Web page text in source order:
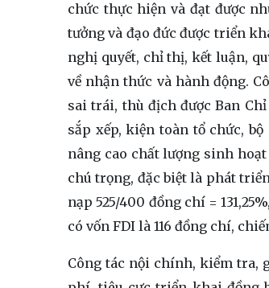
chức thực hiện và đạt được
tưởng và đạo đức được triển
nghị quyết, chỉ thị, kết luận,
về nhận thức và hành động.
sai trái, thù địch được Ban
sắp xếp, kiện toàn tổ chức,
nâng cao chất lượng sinh
chú trọng, đặc biệt là phát
nạp 525/400 đồng chí =
có vốn FDI là 116 đồng chí,
Công tác nội chính, kiểm tra,